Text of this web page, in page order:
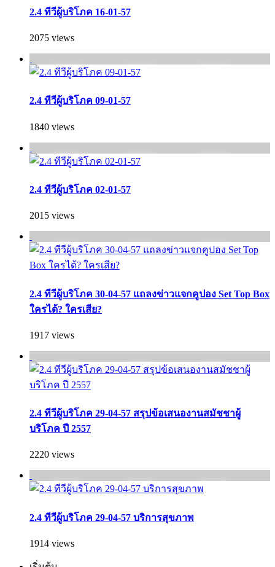
2.4 ทีวีผู้บริโภค 16-01-57
2075 views
2.4 ทีวีผู้บริโภค 09-01-57
1840 views
2.4 ทีวีผู้บริโภค 02-01-57
2015 views
2.4 ทีวีผู้บริโภค 30-04-57 แถลงข่าวแจกคูปอง Set Top Box
ใครได้? ใครเสีย?
1917 views
2.4 ทีวีผู้บริโภค 29-04-57 สรุปข้อเสนองานสมัชชาผู้
บริโภค ปี 2557
2220 views
2.4 ทีวีผู้บริโภค 29-04-57 บริการสุขภาพ
1914 views